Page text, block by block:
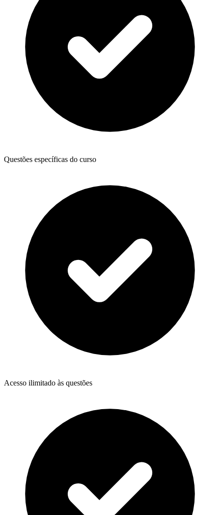
Questões específicas do curso
Acesso ilimitado às questões